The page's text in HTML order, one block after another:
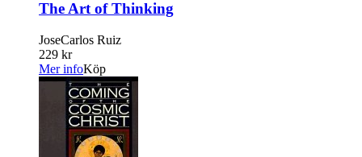
The Art of Thinking
JoseCarlos Ruiz
229 kr
Mer infoKöp